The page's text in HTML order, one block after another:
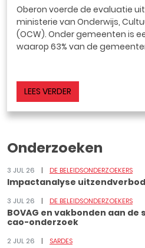
Oberon voerde de evaluatie
ministerie van Onderwijs,
(OCW). Onder gemeenten is
waarop 63% van de
LEES VERDER
Onderzoeken
3 JUL 26 DE BELEIDSONDERZOEKERS
Impactanalyse
3 JUL 26 DE BELEIDSONDERZOEKERS
BOVAG en vakbonden aan
cao-onderzoek
2 JUL 26 SARDES